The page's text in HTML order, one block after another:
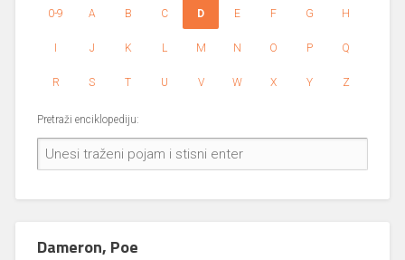
0-9 A B C D E F G H
I J K L M N O P Q
R S T U V W X Y Z
Pretraži enciklopediju:
Dameron, Poe